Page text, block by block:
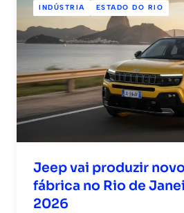
INDÚSTRIA ESTADO DO RIO
Jeep vai produzir
fábrica no Rio de
2026